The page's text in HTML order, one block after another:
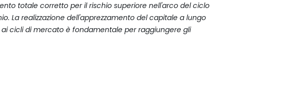
totale corretto per il rischio superiore nell'arco del ciclo
La realizzazione dell'apprezzamento del capitale a lungo
cicli di mercato è fondamentale per raggiungere gli